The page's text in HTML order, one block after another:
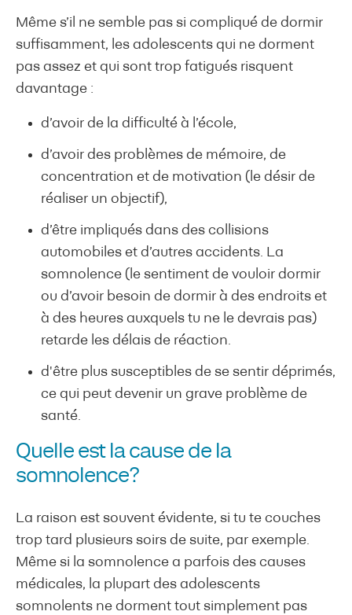
Même s’il ne semble pas si compliqué de dormir
suffisamment, les adolescents qui ne dorment
pas assez et qui sont trop fatigués risquent
davantage :
d’avoir de la difficulté à l’école,
d’avoir des problèmes de mémoire, de
concentration et de motivation (le désir de
réaliser un objectif),
d’être impliqués dans des collisions
automobiles et d’autres accidents. La
somnolence (le sentiment de vouloir dormir
ou d’avoir besoin de dormir à des endroits et
à des heures auxquels tu ne le devrais pas)
retarde les délais de réaction.
d'être plus susceptibles de se sentir déprimés,
ce qui peut devenir un grave problème de
santé.
Quelle est la cause de la
somnolence?
La raison est souvent évidente, si tu te couches
trop tard plusieurs soirs de suite, par exemple.
Même si la somnolence a parfois des causes
médicales, la plupart des adolescents
somnolents ne dorment tout simplement pas